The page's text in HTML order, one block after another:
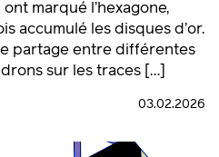
marqué l’hexagone,
accumulé les disques d’or.
partage entre différentes
sur les traces […]
03.02.2026